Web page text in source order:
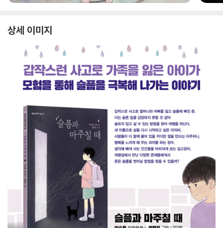
상세 이미지